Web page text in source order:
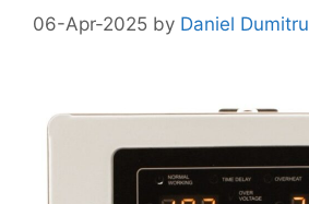
06-Apr-2025 by Daniel Dumitru